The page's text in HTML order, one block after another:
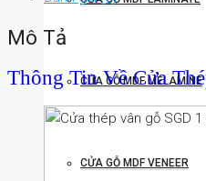
CỬA GỖ MDF MELAMINE
CỬA GỖ MDF VENEER
Mô Tả
Thông Tin Về Cửa